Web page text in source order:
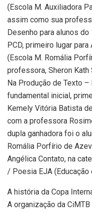
(Escola M. Auxiliadora
assim como sua
Desenho para alunos
PCD, primeiro lugar
(Escola M. Romália
professora, Sheron Kath
Na Produção de Texto
fundamental inicial,
Kemely Vitória Batista
com a professora
dupla ganhadora foi o
Romália Porfírio de
Angélica Contato, na
/ Poesia EJA
A história da Copa
A organização da